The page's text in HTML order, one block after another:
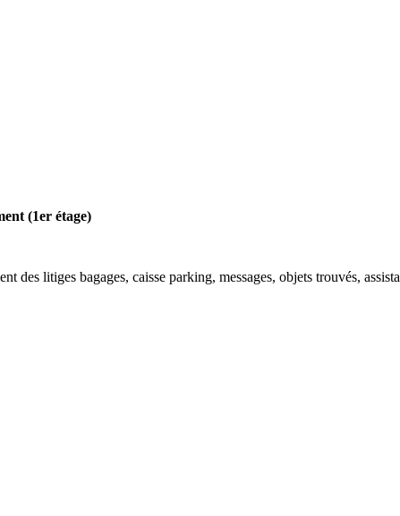
(1er étage)
des litiges bagages, caisse parking, messages, objets trouvés,